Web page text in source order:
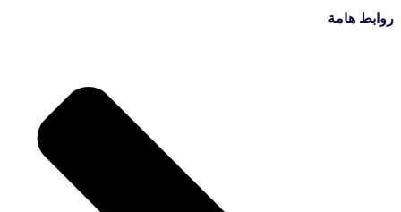
روابط هامة